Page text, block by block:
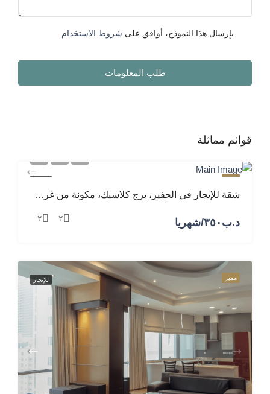
بإرسال هذا النموذج، أوافق على شروط الاستخدام
طلب المعلومات
قوائم مماثلة
مميز
شقة للإيجار في الجفير، برج كلاسيك، مكونة من غرفتين نوم وصالة ومطبخ
د.ب‎٣٥٠/شهريا ٢ ٢
مميز للإيجار